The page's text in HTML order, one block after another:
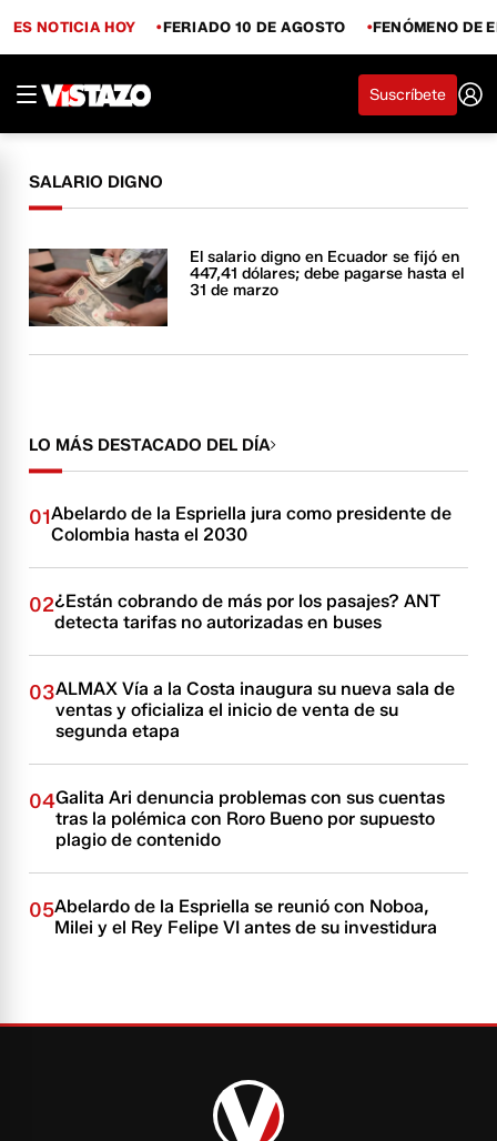
ES NOTICIA HOY FERIADO 10 DE AGOSTO FENÓMENO DE
Suscríbete
SALARIO DIGNO
El salario digno en Ecuador se fijó en
447,41 dólares; debe pagarse hasta el
31 de marzo
LO MÁS DESTACADO DEL DÍA
01Abelardo de la Espriella jura como presidente de
Colombia hasta el 2030
02¿Están cobrando de más por los pasajes? ANT
detecta tarifas no autorizadas en buses
03ALMAX Vía a la Costa inaugura su nueva sala de
ventas y oficializa el inicio de venta de su
segunda etapa
04Galita Ari denuncia problemas con sus cuentas
tras la polémica con Roro Bueno por supuesto
plagio de contenido
05Abelardo de la Espriella se reunió con Noboa,
Milei y el Rey Felipe VI antes de su investidura